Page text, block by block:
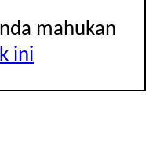
mahukan
ini